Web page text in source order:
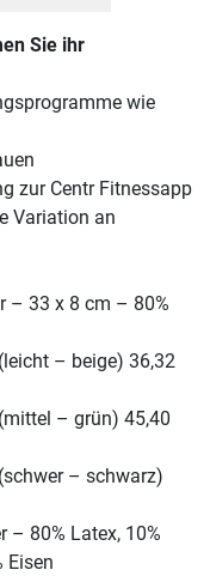
Sie ihr
wie
zur Centr Fitnessapp
Variation an
– 33 x 8 cm – 80%
– beige) 36,32
– grün) 45,40
– schwarz)
– 80% Latex, 10%
Eisen